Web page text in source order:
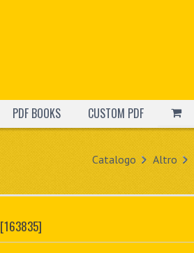
PDF BOOKS CUSTOM PDF
Catalogo Altro
[163835]